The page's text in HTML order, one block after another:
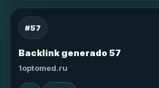
#57
Backlink generado 57
1optomed.ru